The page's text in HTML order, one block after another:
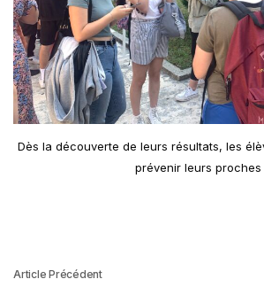
Dès la découverte de leurs résultats, les
prévenir leurs proches
Article Précédent